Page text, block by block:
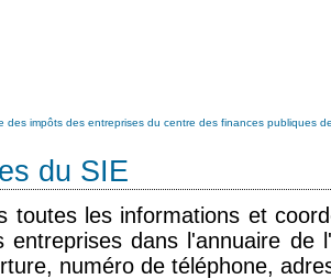
des impôts des entreprises du centre des finances publiques
du SIE
toutes les informations et
entreprises dans l'annuaire de
numéro de téléphone,